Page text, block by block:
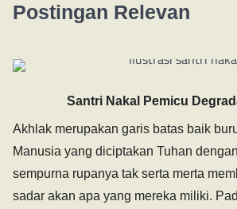
Postingan Relevan
Santri Nakal Pemicu
Akhlak merupakan garis batas baik
Manusia yang diciptakan Tuhan
sempurna rupanya tak serta merta
sadar akan apa yang mereka miliki.